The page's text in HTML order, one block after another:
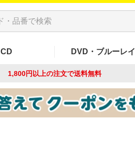
CD DVD・ブルーレイ
1,800円以上の注文で送料無料